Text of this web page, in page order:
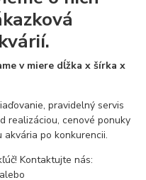
v miere dĺžka x šírka x
pravidelný servis
realizáciou, cenové ponuky
po konkurencii.
Kontaktujte nás: